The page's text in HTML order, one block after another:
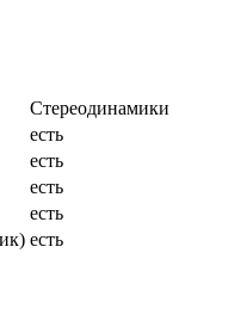
Стереодинамики
есть
есть
есть
есть
есть